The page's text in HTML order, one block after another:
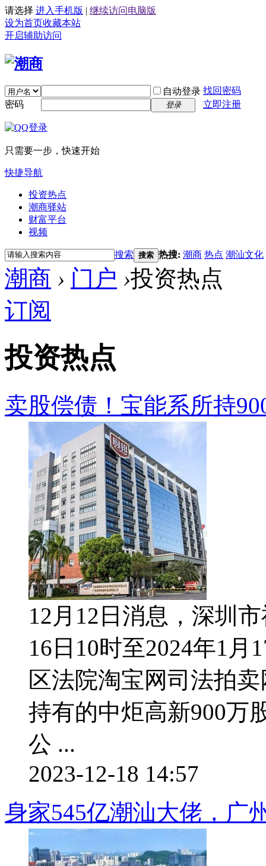
请选择 进入手机版 | 继续访问电脑版
设为首页收藏本站
开启辅助访问
自动登录 找回密码
密码
登录 立即注册
只需要一步，快速开始
快捷导航
投资热点
潮商驿站
财富平台
视频
搜索 搜索 热搜: 潮商 热点 潮汕文化
潮商 › 门户 ›投资热点
订阅
投资热点
卖股偿债！宝能系所持
12月12日消息，深圳
16日10时至2024年1月
区法院淘宝网司法拍
持有的中炬高新900万
公 ...
2023-12-18 14:57
身家545亿潮汕大佬，广